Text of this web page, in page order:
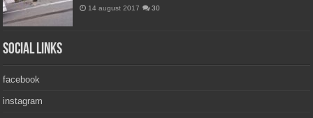
14 august 2017 30
Social Links
facebook
instagram